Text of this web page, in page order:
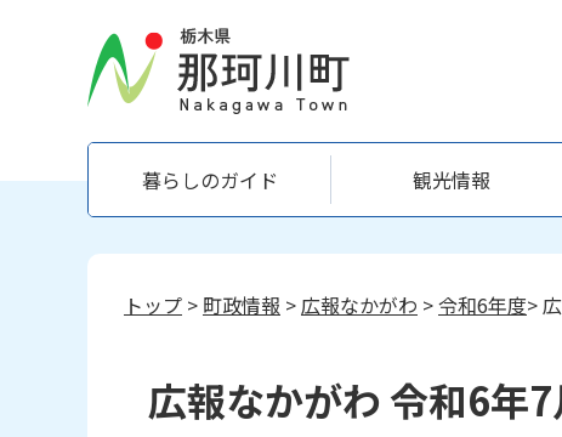
暮らしのガイド 観光情報
トップ > 町政情報 >広報なかがわ >令和6年度>
広報なかがわ 令和6年7